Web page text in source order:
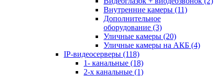
Внутренние камеры (11)
Дополнительное
оборудование (3)
Уличные камеры (20)
Уличные камеры на АКБ (4)
IP-видеосерверы (118)
1- канальные (18)
2-х канальные (1)